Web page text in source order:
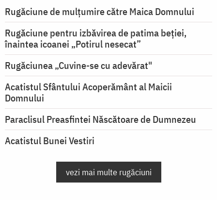
Rugăciune de mulţumire către Maica Domnului
Rugăciune pentru izbăvirea de patima beției,
înaintea icoanei „Potirul nesecat”
Rugăciunea „Cuvine-se cu adevărat"
Acatistul Sfântului Acoperământ al Maicii
Domnului
Paraclisul Preasfintei Născătoare de Dumnezeu
Acatistul Bunei Vestiri
vezi mai multe rugăciuni